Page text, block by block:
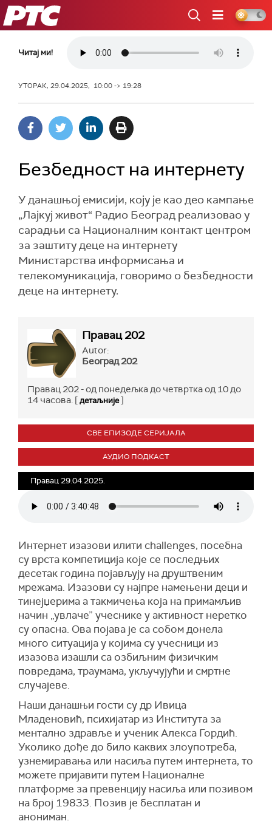
РТС
Читај ми!
УТОРАК, 29.04.2025, 10:00 -> 19:28
Безбедност на интернету
У данашњој емисији, коју је као део кампање
„Лајкуј живот“ Радио Београд реализовао у
сарадњи са Националним контакт центром
за заштиту деце на интернету
Министарства информисања и
телекомуникација, говоримо о безбедности
деце на интернету.
Правац 202
Autor:
Београд 202
Правац 202 - од понедељка до четвртка од 10 до
14 часова. [детаљније]
СВЕ ЕПИЗОДЕ СЕРИЈАЛА
АУДИО ПОДКАСТ
Правац 29.04.2025.
Интернет изазови илити challenges, посебна
су врста компетиција које се последњих
десетак година појављују на друштвеним
мрежама. Изазови су најпре намењени деци и
тинејџерима а такмичења која на примамљив
начин „увлаче” учеснике у активност неретко
су опасна. Ова појава је са собом донела
много ситуација у којима су учесници из
изазова изашли са озбиљним физичким
повредама, траумама, укључујући и смртне
случајеве.
Наши данашњи гости су др Ивица
Младеновић, психијатар из Института за
ментално здравље и ученик Алекса Гордић.
Уколико дође до било каквих злоупотреба,
узнемиравања или насиља путем интернета, то
можете пријавити путем Националне
платформе за превенцију насиља или позивом
на број 19833. Позив је бесплатан и
анониман.